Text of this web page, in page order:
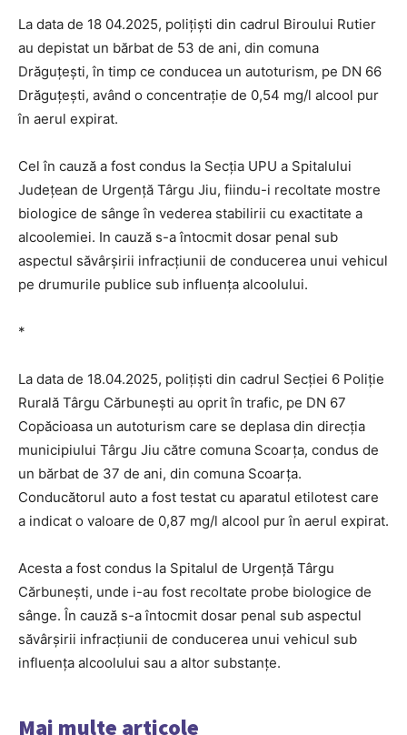
La data de 18 04.2025, polițiști din cadrul Biroului Rutier
au depistat un bărbat de 53 de ani, din comuna
Drăguțești, în timp ce conducea un autoturism, pe DN 66
Drăguțești, având o concentrație de 0,54 mg/l alcool pur
în aerul expirat.
Cel în cauză a fost condus la Secția UPU a Spitalului
Județean de Urgență Târgu Jiu, fiindu-i recoltate mostre
biologice de sânge în vederea stabilirii cu exactitate a
alcoolemiei. In cauză s-a întocmit dosar penal sub
aspectul săvârșirii infracțiunii de conducerea unui vehicul
pe drumurile publice sub influența alcoolului.
*
La data de 18.04.2025, polițiști din cadrul Secției 6 Poliție
Rurală Târgu Cărbunești au oprit în trafic, pe DN 67
Copăcioasa un autoturism care se deplasa din direcția
municipiului Târgu Jiu către comuna Scoarța, condus de
un bărbat de 37 de ani, din comuna Scoarța.
Conducătorul auto a fost testat cu aparatul etilotest care
a indicat o valoare de 0,87 mg/l alcool pur în aerul expirat.
Acesta a fost condus la Spitalul de Urgență Târgu
Cărbunești, unde i-au fost recoltate probe biologice de
sânge. În cauză s-a întocmit dosar penal sub aspectul
săvârşirii infracţiunii de conducerea unui vehicul sub
influența alcoolului sau a altor substanțe.
Mai multe articole